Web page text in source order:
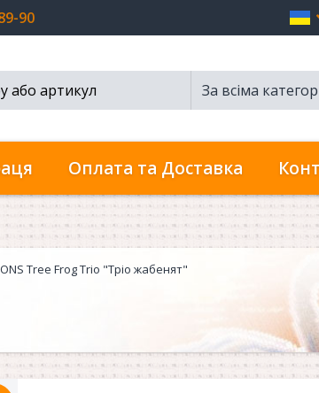
90
За всіма
Оплата та Доставка
Tree Frog Trio "Тріо жабенят"